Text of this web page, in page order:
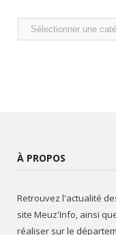
Nos
articles
À PROPOS
Retrouvez l'actualité
site Meuz'Info, ainsi
réaliser sur le